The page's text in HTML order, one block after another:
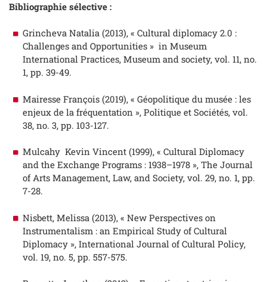
Bibliographie sélective :
Grincheva Natalia (2013), « Cultural diplomacy 2.0 :
Challenges and Opportunities » in Museum
International Practices, Museum and society, vol. 11, no.
1, pp. 39-49.
Mairesse François (2019), « Géopolitique du musée : les
enjeux de la fréquentation », Politique et Sociétés, vol.
38, no. 3, pp. 103-127.
Mulcahy Kevin Vincent (1999), « Cultural Diplomacy
and the Exchange Programs : 1938–1978 », The Journal
of Arts Management, Law, and Society, vol. 29, no. 1, pp.
7-28.
Nisbett, Melissa (2013), « New Perspectives on
Instrumentalism : an Empirical Study of Cultural
Diplomacy », International Journal of Cultural Policy,
vol. 19, no. 5, pp. 557-575.